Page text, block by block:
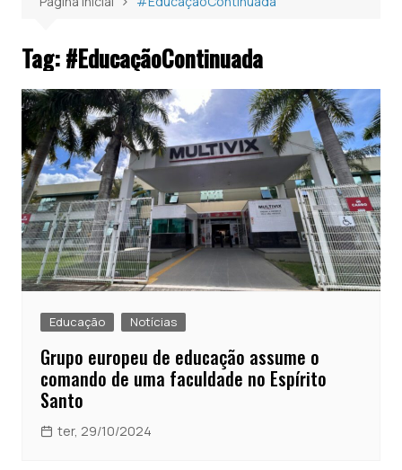
Tag:#EducaçãoContinuada
Educação Notícias
Grupo europeu de educação assume o
comando de uma faculdade no Espírito
Santo
ter, 29/10/2024